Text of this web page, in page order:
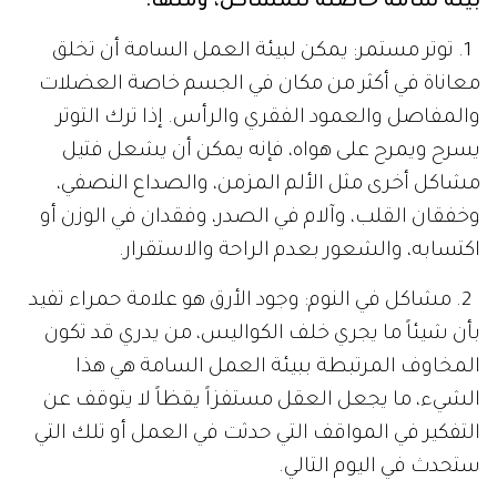
1. توتر مستمر: يمكن لبيئة العمل السامة أن تخلق
معاناة في أكثر من مكان في الجسم خاصة العضلات
والمفاصل والعمود الفقري والرأس. إذا ترك التوتر
يسرح ويمرح على هواه، فإنه يمكن أن يشعل فتيل
مشاكل أخرى مثل الألم المزمن، والصداع النصفي،
وخفقان القلب، وآلام في الصدر، وفقدان في الوزن أو
اكتسابه، والشعور بعدم الراحة والاستقرار.
2. مشاكل في النوم: وجود الأرق هو علامة حمراء تفيد
بأن شيئاً ما يجري خلف الكواليس، من يدري قد تكون
المخاوف المرتبطة ببيئة العمل السامة هي هذا
الشيء، ما يجعل العقل مستفزاً يقظاً لا يتوقف عن
التفكير في المواقف التي حدثت في العمل أو تلك التي
ستحدث في اليوم التالي.